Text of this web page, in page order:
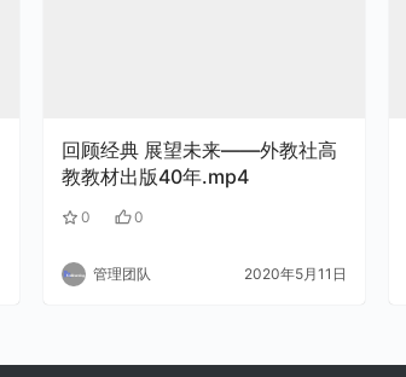
回顾经典 展望未来——外教社高
教教材出版40年.mp4
0 0
管理团队 2020年5月11日